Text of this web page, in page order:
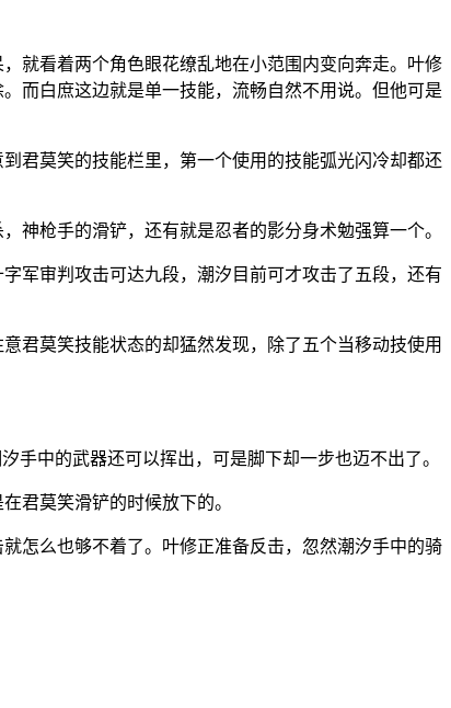
就看着两个角色眼花缭乱地在小范围内变向奔走。叶修
而白庶这边就是单一技能，流畅自然不用说。但他可是
君莫笑的技能栏里，第一个使用的技能弧光闪冷却都还
神枪手的滑铲，还有就是忍者的影分身术勉强算一个。
军审判攻击可达九段，潮汐目前可才攻击了五段，还有
君莫笑技能状态的却猛然发现，除了五个当移动技使用
手中的武器还可以挥出，可是脚下却一步也迈不出了。
君莫笑滑铲的时候放下的。
怎么也够不着了。叶修正准备反击，忽然潮汐手中的骑